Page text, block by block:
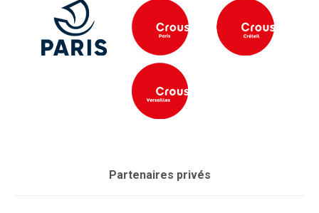
Partenaires privés